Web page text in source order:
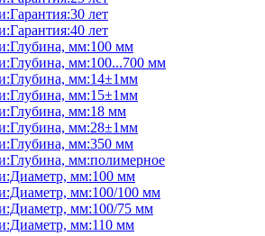
лет
лет
мм:100 мм
мм:100...700 мм
мм:14±1мм
мм:15±1мм
мм:18 мм
мм:28±1мм
мм:350 мм
мм:полимерное
мм:100 мм
мм:100/100 мм
мм:100/75 мм
мм:110 мм